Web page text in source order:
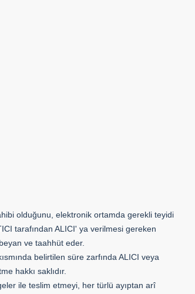
olduğunu, elektronik ortamda gerekli teyidi
tarafından ALICI' ya verilmesi gereken
ve taahhüt eder.
belirtilen süre zarfında ALICI veya
hakkı saklıdır.
ile teslim etmeyi, her türlü ayıptan arî